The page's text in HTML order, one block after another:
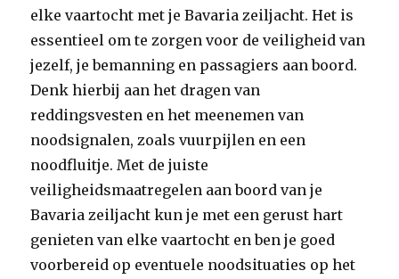
elke vaartocht met je Bavaria zeiljacht. Het is
essentieel om te zorgen voor de veiligheid van
jezelf, je bemanning en passagiers aan boord.
Denk hierbij aan het dragen van
reddingsvesten en het meenemen van
noodsignalen, zoals vuurpijlen en een
noodfluitje. Met de juiste
veiligheidsmaatregelen aan boord van je
Bavaria zeiljacht kun je met een gerust hart
genieten van elke vaartocht en ben je goed
voorbereid op eventuele noodsituaties op het